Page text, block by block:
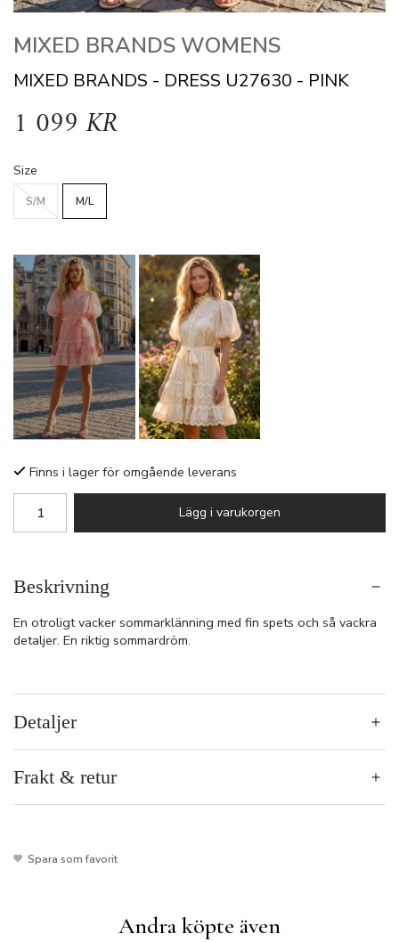
MIXED BRANDS WOMENS
MIXED BRANDS - DRESS U27630 - PINK
1 099 KR
Size
S/M M/L
Finns i lager för omgående leverans
Lägg i varukorgen
Beskrivning
En otroligt vacker sommarklänning med fin spets och så vackra
detaljer. En riktig sommardröm.
Detaljer
Frakt & retur
Spara som favorit
Andra köpte även